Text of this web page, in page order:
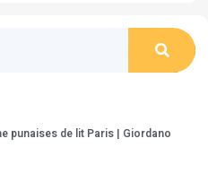
punaises de lit Paris | Giordano